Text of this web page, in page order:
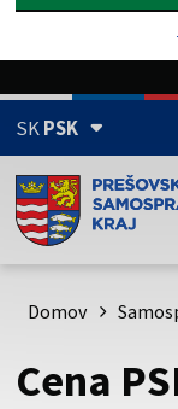
SKPSK
Doména psk.sk je
Toto je oficiálna
psk.sk.
Domov
Cena